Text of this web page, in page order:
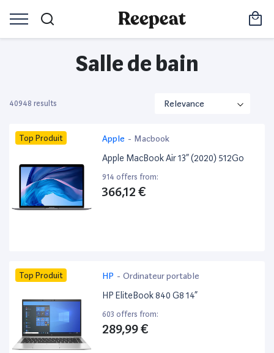
Salle de bain
40948 results
Top Produit Apple - Macbook
Apple MacBook Air 13” (2020) 512Go
914 offers from:
366,12 €
Top Produit HP - Ordinateur portable
HP EliteBook 840 G8 14”
603 offers from:
289,99 €